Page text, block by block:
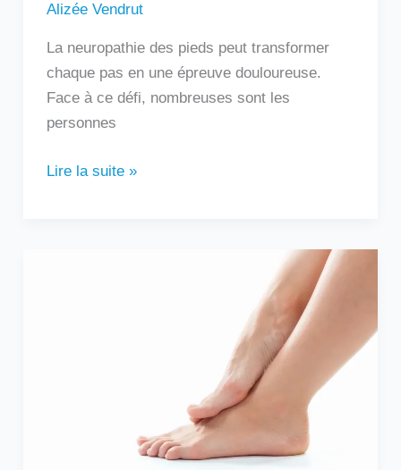
Alizée Vendrut
La neuropathie des pieds peut transformer
chaque pas en une épreuve douloureuse.
Face à ce défi, nombreuses sont les
personnes
Lire la suite »